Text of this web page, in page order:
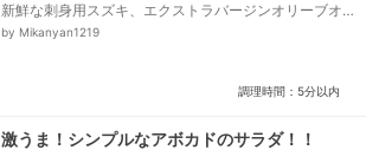
新鮮な刺身用スズキ、エクストラバージンオリーブオ
イル、レモン、塩、こしょう、ミニトマト、ブロッコ
by Mikanyan1219
調理時間：5分以内
激うま！シンプルなアボカドのサラダ！！